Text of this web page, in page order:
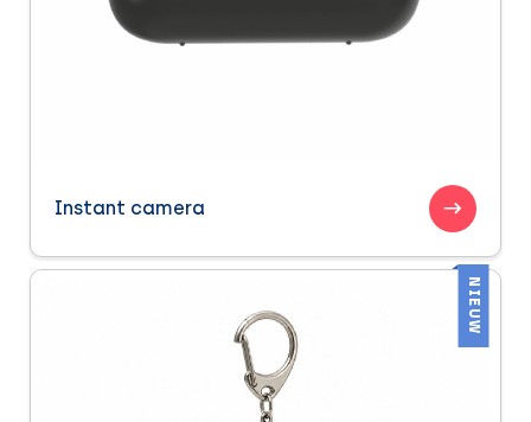
Instant camera
NIEUW